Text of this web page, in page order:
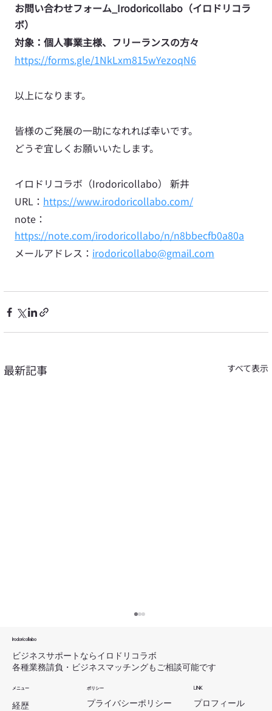
お問い合わせフォーム_Irodoricollabo（イロドリコラ
ボ）
対象：個人事業主様、フリーランスの方々
https://forms.gle/1NkLxm815wYezoqN6
以上になります。
皆様のご発展の一助になれれば幸いです。
どうぞ宜しくお願いいたします。
イロドリコラボ（Irodoricollabo） 新井
URL： https://www.irodoricollabo.com/
note：
https://note.com/irodoricollabo/n/n8bbecfb0a80a
メールアドレス： irodoricollabo@gmail.com
最新記事 すべて表示
開しました_Irodoricollabo（イロドリコ
ラボ）
ページをご覧いただき、ありがとうございま
（旧姓：新井）です。 本日（2026年1月15
​プロフィール
LINK
プライバシーポリシー
ポリシー
経歴
メニュー
ビジネスサポートならイロドリコラボ
各種業務請負・ビジネスマッチングもご相談可能です
Irodoricollabo